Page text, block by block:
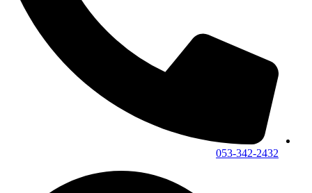
053-342-2432